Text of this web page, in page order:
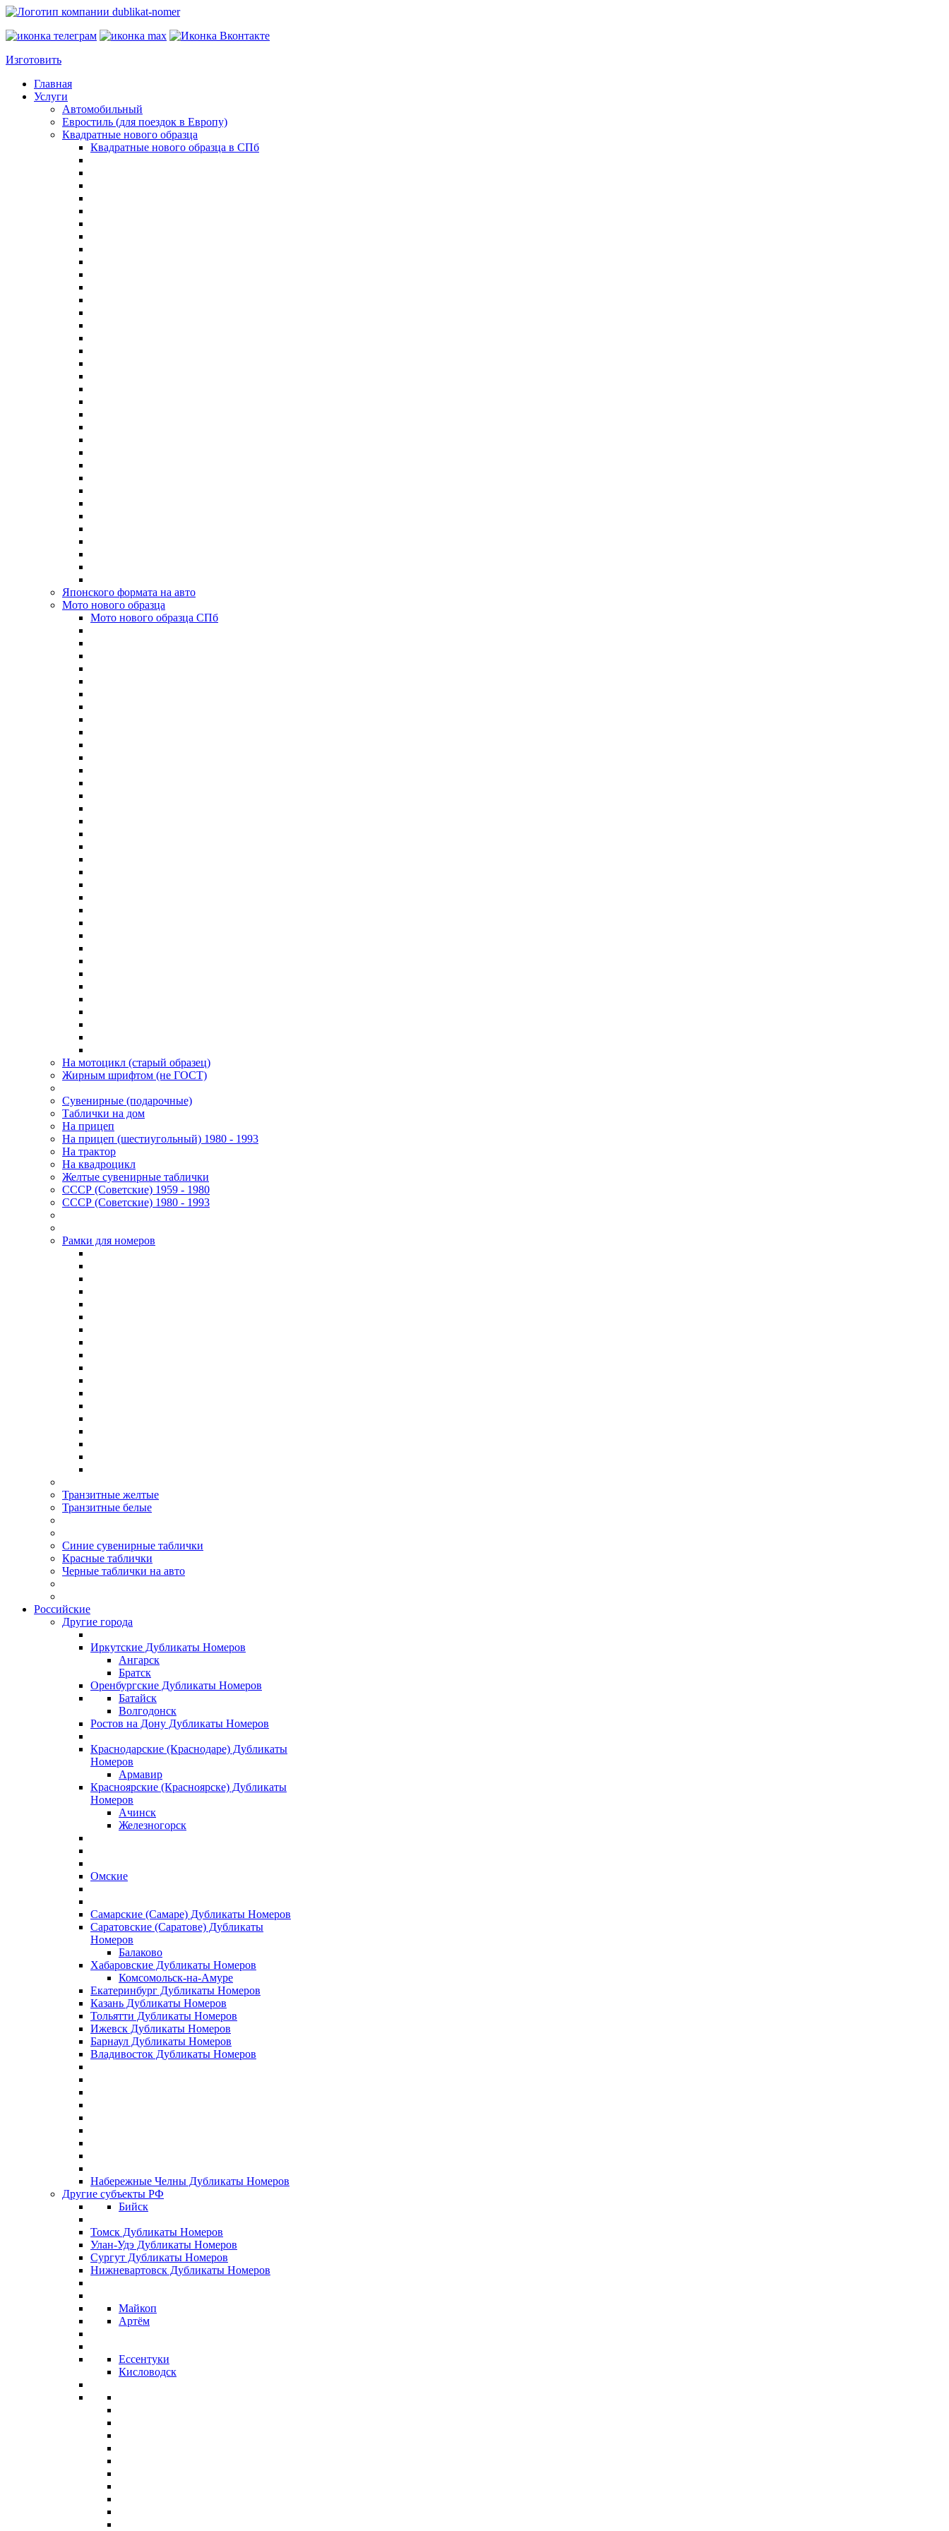
Изготовить
Главная
Услуги
Автомобильный
Евростиль (для поездок в Европу)
Квадратные нового образца
Квадратные нового образца в СПб
Японского формата на авто
Мото нового образца
Мото нового образца СПб
На мотоцикл (старый образец)
Жирным шрифтом (не ГОСТ)
Сувенирные (подарочные)
Таблички на дом
На прицеп
На прицеп (шестиугольный) 1980 - 1993
На трактор
На квадроцикл
Желтые сувенирные таблички
СССР (Советские) 1959 - 1980
СССР (Советские) 1980 - 1993
Рамки для номеров
Транзитные желтые
Транзитные белые
Синие сувенирные таблички
Красные таблички
Черные таблички на авто
Российские
Другие города
Иркутские Дубликаты Номеров
Ангарск
Братск
Оренбургские Дубликаты Номеров
Батайск
Волгодонск
Ростов на Дону Дубликаты Номеров
Краснодарские (Краснодаре) Дубликаты
Номеров
Армавир
Красноярские (Красноярске) Дубликаты
Номеров
Ачинск
Железногорск
Омские
Самарские (Самаре) Дубликаты Номеров
Саратовские (Саратове) Дубликаты
Номеров
Балаково
Хабаровские Дубликаты Номеров
Комсомольск-на-Амуре
Екатеринбург Дубликаты Номеров
Казань Дубликаты Номеров
Тольятти Дубликаты Номеров
Ижевск Дубликаты Номеров
Барнаул Дубликаты Номеров
Владивосток Дубликаты Номеров
Набережные Челны Дубликаты Номеров
Другие субъекты РФ
Бийск
Томск Дубликаты Номеров
Улан-Удэ Дубликаты Номеров
Сургут Дубликаты Номеров
Нижневартовск Дубликаты Номеров
Майкоп
Артём
Ессентуки
Кисловодск